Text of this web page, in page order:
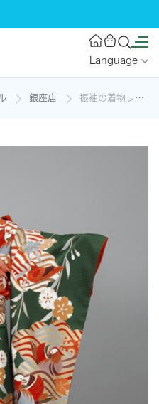
Language
銀座店 振袖の着物レンタル